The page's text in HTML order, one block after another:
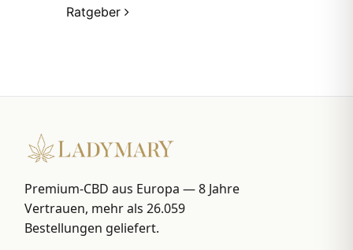
Ratgeber
Premium-CBD aus Europa — 8 Jahre
Vertrauen, mehr als 26.059
Bestellungen geliefert.